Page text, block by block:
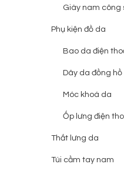
Giày nam công
Phụ kiện đồ da
Bao da điện
Dây da đồng hồ
Móc khoá da
Ốp lưng điện
Thắt lưng da
Túi cầm tay nam